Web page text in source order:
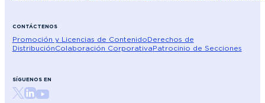
CONTÁCTENOS
Promoción y Licencias de ContenidoDerechos de
DistribuciónColaboración CorporativaPatrocinio de Secciones
SÍGUENOS EN